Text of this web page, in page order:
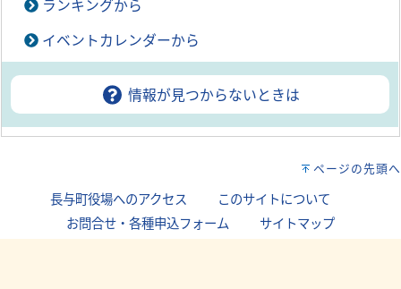
ランキングから
イベントカレンダーから
情報が見つからないときは
ページの先頭へ
長与町役場へのアクセス このサイトについて
お問合せ・各種申込フォーム
サイトマップ